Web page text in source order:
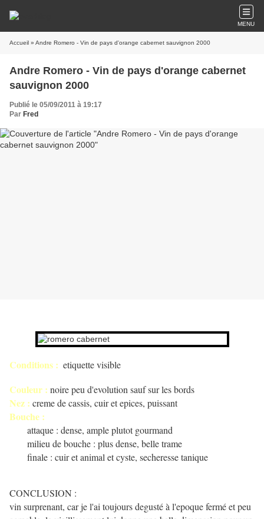
MENU
Accueil » Andre Romero - Vin de pays d'orange cabernet sauvignon 2000
Andre Romero - Vin de pays d'orange cabernet
sauvignon 2000
Publié le 05/09/2011 à 19:17
Par Fred
Conditions : etiquette visible
Couleur : noire peu d'evolution sauf sur les bords
Nez : creme de cassis, cuir et epices, puissant
Bouche :
attaque : dense, ample plutot gourmand
milieu de bouche : plus dense, belle trame
finale : cuir et animal et cyste, secheresse tanique
CONCLUSION :
vin surprenant, car je l'ai toujours degusté à l'epoque fermé et peu